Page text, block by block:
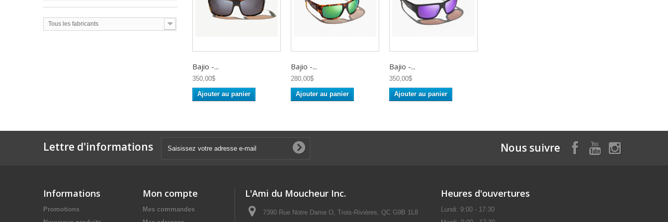
Tous les fabricants
Bajio -...
350,00$
Ajouter au panier
Bajio -...
280,00$
Ajouter au panier
Bajio -...
350,00$
Ajouter au panier
Lettre d'informations Nous suivre
Informations
Promotions
Mon compte
Mes commandes
L'Ami du Moucheur Inc.
7390 Rue Notre Dame O, Trois-Rivières, QC G9B 1L8
Heures d'ouvertures
Lundi: 9:00 - 17:30